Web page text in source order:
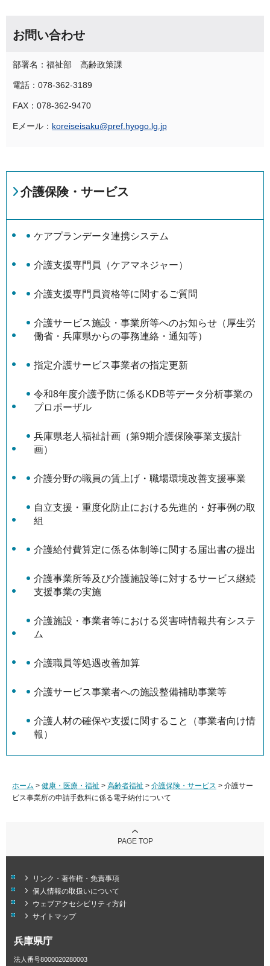
お問い合わせ
部署名：福祉部 高齢政策課
電話：078-362-3189
FAX：078-362-9470
Eメール： koreiseisaku@pref.hyogo.lg.jp
介護保険・サービス
ケアプランデータ連携システム
介護支援専門員（ケアマネジャー）
介護支援専門員資格等に関するご質問
介護サービス施設・事業所等へのお知らせ（厚生労
働省・兵庫県からの事務連絡・通知等）
指定介護サービス事業者の指定更新
令和8年度介護予防に係るKDB等データ分析事業の
プロポーザル
兵庫県老人福祉計画（第9期介護保険事業支援計
画）
介護分野の職員の賃上げ・職場環境改善支援事業
自立支援・重度化防止における先進的・好事例の取
組
介護給付費算定に係る体制等に関する届出書の提出
介護事業所等及び介護施設等に対するサービス継続
支援事業の実施
介護施設・事業者等における災害時情報共有システ
ム
介護職員等処遇改善加算
介護サービス事業者への施設整備補助事業等
介護人材の確保や支援に関すること（事業者向け情
報）
ホーム > 健康・医療・福祉 > 高齢者福祉 > 介護保険・サービス > 介護サー
ビス事業所の申請手数料に係る電子納付について
PAGE TOP
リンク・著作権・免責事項
個人情報の取扱いについて
ウェブアクセシビリティ方針
サイトマップ
兵庫県庁
法人番号8000020280003